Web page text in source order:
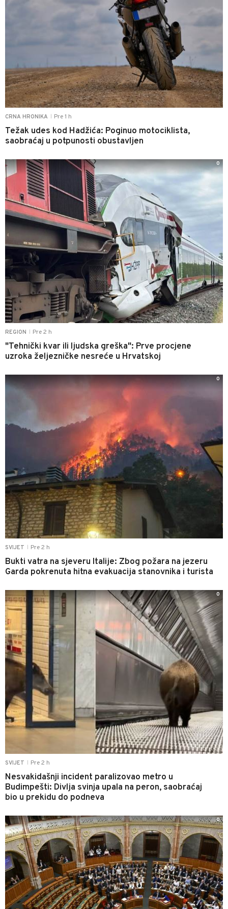
CRNA HRONIKA Pre 1 h
Težak udes kod Hadžića: Poginuo motociklista,
saobraćaj u potpunosti obustavljen
REGION Pre 2 h
"Tehnički kvar ili ljudska greška": Prve procjene
uzroka željezničke nesreće u Hrvatskoj
0
SVIJET Pre 2 h
Bukti vatra na sjeveru Italije: Zbog požara na jezeru
Garda pokrenuta hitna evakuacija stanovnika i turista
0
SVIJET Pre 2 h
Nesvakidašnji incident paralizovao metro u
Budimpešti: Divlja svinja upala na peron, saobraćaj
bio u prekidu do podneva
0
0